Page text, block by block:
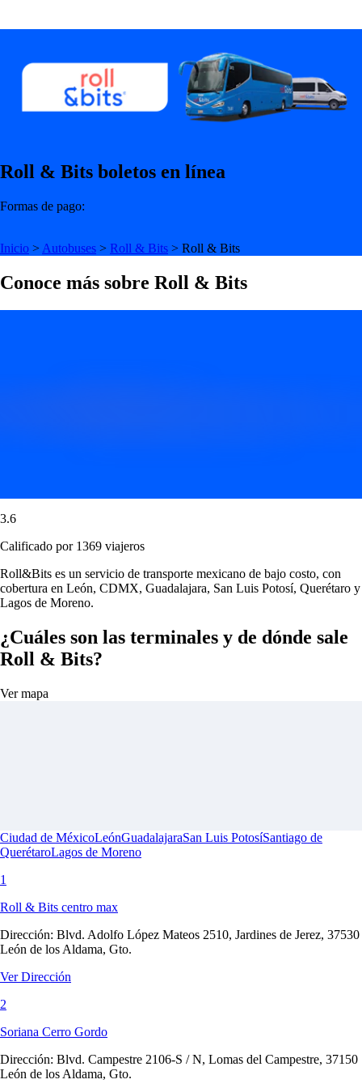
Roll & Bits boletos en línea
Formas de pago:
Inicio > Autobuses > Roll & Bits > Roll & Bits
Conoce más sobre Roll & Bits
3.6
Calificado por 1369 viajeros
Roll&Bits es un servicio de transporte mexicano de bajo costo, con
cobertura en León, CDMX, Guadalajara, San Luis Potosí, Querétaro y
Lagos de Moreno.
¿Cuáles son las terminales y de dónde sale
Roll & Bits?
Ver mapa
Ciudad de MéxicoLeónGuadalajaraSan Luis PotosíSantiago de
QuerétaroLagos de Moreno
1
Roll & Bits centro max
Dirección: Blvd. Adolfo López Mateos 2510, Jardines de Jerez, 37530
León de los Aldama, Gto.
Ver Dirección
2
Soriana Cerro Gordo
Dirección: Blvd. Campestre 2106-S / N, Lomas del Campestre, 37150
León de los Aldama, Gto.